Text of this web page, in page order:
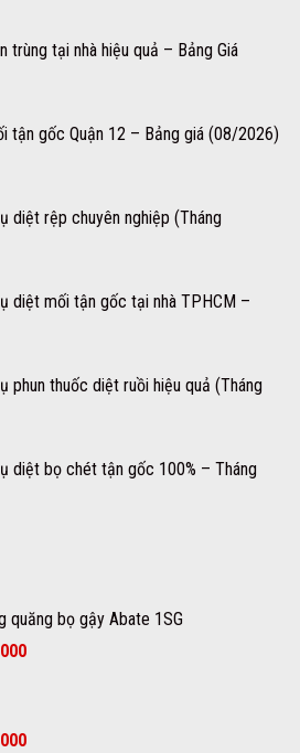
trùng tại nhà hiệu quả – Bảng Giá
tận gốc Quận 12 – Bảng giá (08/2026)
diệt rệp chuyên nghiệp (Tháng
diệt mối tận gốc tại nhà TPHCM –
phun thuốc diệt ruồi hiệu quả (Tháng
diệt bọ chét tận gốc 100% – Tháng
quăng bọ gậy Abate 1SG
Khoảng
đến
Khoảng